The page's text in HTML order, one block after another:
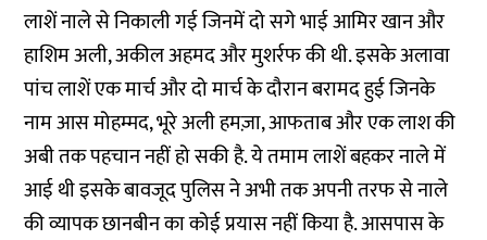
लाशें नाले से निकाली गई जिनमें दो सगे भाई आमिर खान और
हाशिम अली, अकील अहमद और मुशर्रफ की थी. इसके अलावा
पांच लाशें एक मार्च और दो मार्च के दौरान बरामद हुई जिनके
नाम आस मोहम्मद, भूरे अली हमज़ा, आफताब और एक लाश की
अबी तक पहचान नहीं हो सकी है. ये तमाम लाशें बहकर नाले में
आई थी इसके बावजूद पुलिस ने अभी तक अपनी तरफ से नाले
की व्यापक छानबीन का कोई प्रयास नहीं किया है. आसपास के